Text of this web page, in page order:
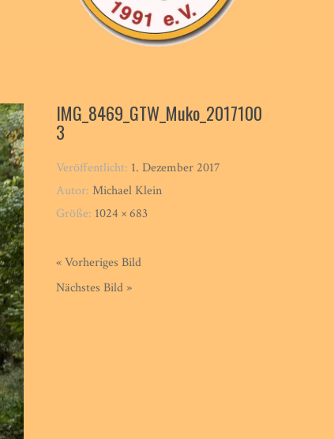
IMG_8469_GTW_Muko_2017100
3
Veröffentlicht: 1. Dezember 2017
Autor:Michael Klein
Größe: 1024 × 683
« Vorheriges Bild
Nächstes Bild »